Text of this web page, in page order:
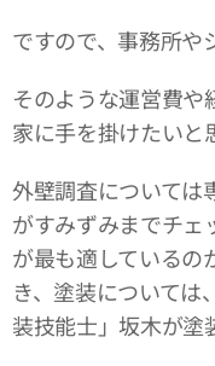
ですので、事務所や
そのような運営費や
家に手を掛けたいと
外壁調査については
がすみずみまでチェ
が最も適しているの
き、塗装について
装技能士」坂木が塗